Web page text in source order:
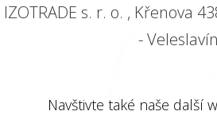
IZOTRADE s. r. o. , Křenova
- Veleslavín
Navštivte také naše další